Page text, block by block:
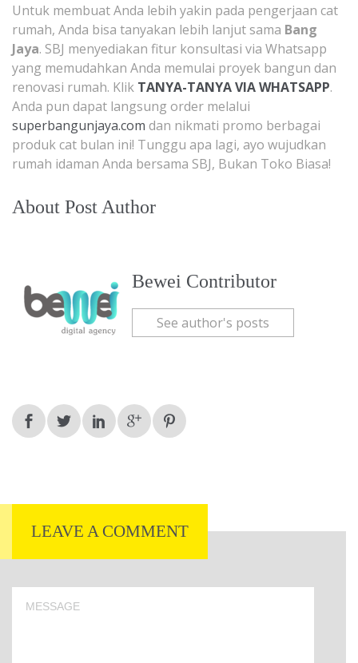
Untuk membuat Anda lebih yakin pada pengerjaan cat
rumah, Anda bisa tanyakan lebih lanjut sama Bang
Jaya. SBJ menyediakan fitur konsultasi via Whatsapp
yang memudahkan Anda memulai proyek bangun dan
renovasi rumah. Klik TANYA-TANYA VIA WHATSAPP.
Anda pun dapat langsung order melalui
superbangunjaya.com dan nikmati promo berbagai
produk cat bulan ini! Tunggu apa lagi, ayo wujudkan
rumah idaman Anda bersama SBJ, Bukan Toko Biasa!
About Post Author
Bewei Contributor
See author's posts
LEAVE A COMMENT